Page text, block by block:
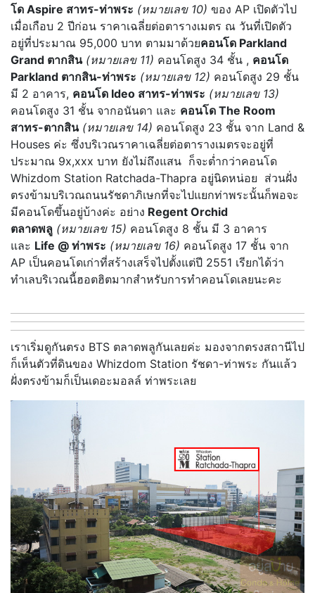
โด Aspire สาทร-ท่าพระ (หมายเลข 10) ของ AP เปิดตัวไป
เมื่อเกือบ 2 ปีก่อน ราคาเฉลี่ยต่อตารางเมตร ณ วันที่เปิดตัว
อยู่ที่ประมาณ 95,000 บาท ตามมาด้วยคอนโด Parkland
Grand ตากสิน (หมายเลข 11) คอนโดสูง 34 ชั้น , คอนโด
Parkland ตากสิน-ท่าพระ (หมายเลข 12) คอนโดสูง 29 ชั้น
มี 2 อาคาร, คอนโด Ideo สาทร-ท่าพระ (หมายเลข 13)
คอนโดสูง 31 ชั้น จากอนันดา และ คอนโด The Room
สาทร-ตากสิน(หมายเลข 14) คอนโดสูง 23 ชั้น จาก Land &
Houses ค่ะ ซึ่งบริเวณราคาเฉลี่ยต่อตารางเมตรจะอยู่ที่
ประมาณ 9x,xxx บาท ยังไม่ถึงแสน ก็จะต่ำกว่าคอนโด
Whizdom Station Ratchada-Thapra อยู่นิดหน่อย ส่วนฝั่ง
ตรงข้ามบริเวณถนนรัชดาภิเษกที่จะไปแยกท่าพระนั้นก็พอจะ
มีคอนโดขึ้นอยู่บ้างค่ะ อย่าง Regent Orchid
ตลาดพลู (หมายเลข 15) คอนโดสูง 8 ชั้น มี 3 อาคาร
และ Life @ ท่าพระ (หมายเลข 16) คอนโดสูง 17 ชั้น จาก
AP เป็นคอนโดเก่าที่สร้างเสร็จไปตั้งแต่ปี 2551 เรียกได้ว่า
ทำเลบริเวณนี้ฮอตฮิตมากสำหรับการทำคอนโดเลยนะคะ
เราเริ่มดูกันตรง BTS ตลาดพลูกันเลยค่ะ มองจากตรงสถานีไป
ก็เห็นตัวที่ดินของ Whizdom Station รัชดา-ท่าพระ กันแล้ว
ฝั่งตรงข้ามก็เป็นเดอะมอลล์ ท่าพระเลย